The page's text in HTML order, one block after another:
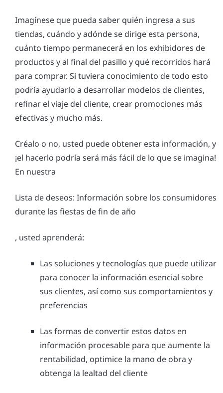
Imagínese que pueda saber quién ingresa a sus
tiendas, cuándo y adónde se dirige esta persona,
cuánto tiempo permanecerá en los exhibidores de
productos y al final del pasillo y qué recorridos hará
para comprar. Si tuviera conocimiento de todo esto
podría ayudarlo a desarrollar modelos de clientes,
refinar el viaje del cliente, crear promociones más
efectivas y mucho más.
Créalo o no, usted puede obtener esta información, y
¡el hacerlo podría será más fácil de lo que se imagina!
En nuestra
Lista de deseos: Información sobre los consumidores
durante las fiestas de fin de año
, usted aprenderá:
Las soluciones y tecnologías que puede utilizar
para conocer la información esencial sobre
sus clientes, así como sus comportamientos y
preferencias
Las formas de convertir estos datos en
información procesable para que aumente la
rentabilidad, optimice la mano de obra y
obtenga la lealtad del cliente